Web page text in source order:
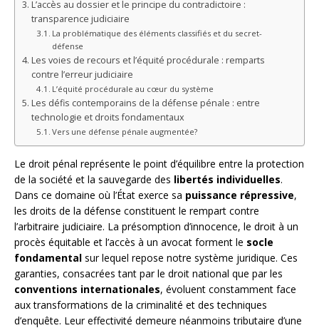
L’accès au dossier et le principe du contradictoire :
transparence judiciaire
La problématique des éléments classifiés et du secret-
défense
Les voies de recours et l’équité procédurale : remparts
contre l’erreur judiciaire
L’équité procédurale au cœur du système
Les défis contemporains de la défense pénale : entre
technologie et droits fondamentaux
Vers une défense pénale augmentée?
Le droit pénal représente le point d’équilibre entre la protection
de la société et la sauvegarde des libertés individuelles.
Dans ce domaine où l’État exerce sa puissance répressive,
les droits de la défense constituent le rempart contre
l’arbitraire judiciaire. La présomption d’innocence, le droit à un
procès équitable et l’accès à un avocat forment le socle
fondamental sur lequel repose notre système juridique. Ces
garanties, consacrées tant par le droit national que par les
conventions internationales, évoluent constamment face
aux transformations de la criminalité et des techniques
d’enquête. Leur effectivité demeure néanmoins tributaire d’une